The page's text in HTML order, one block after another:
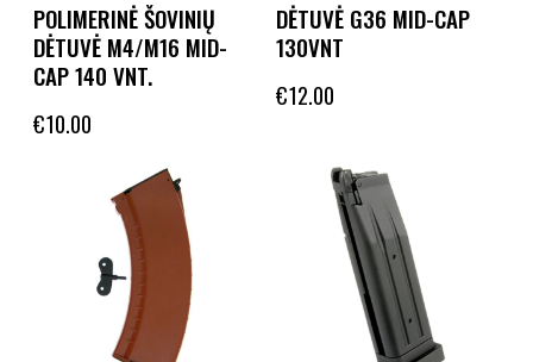
POLIMERINĖ ŠOVINIŲ
DĖTUVĖ M4/M16 MID-
CAP 140 VNT.
€10.00
DĖTUVĖ G36 MID-CAP
130VNT
€12.00